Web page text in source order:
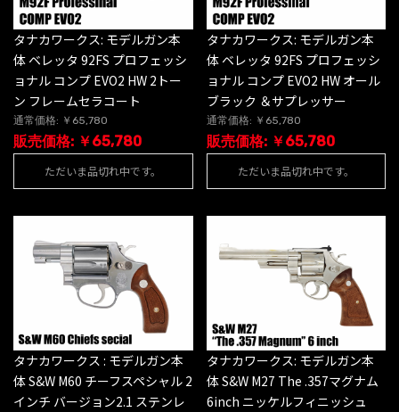
タナカワークス: モデルガン本
体 ベレッタ 92FS プロフェッシ
ョナル コンプ EVO2 HW 2トー
ン フレームセラコート
通常価格: ￥65,780
販売価格: ￥65,780
ただいま品切れ中です。
タナカワークス: モデルガン本
体 ベレッタ 92FS プロフェッシ
ョナル コンプ EVO2 HW オール
ブラック ＆サプレッサー
通常価格: ￥65,780
販売価格: ￥65,780
ただいま品切れ中です。
タナカワークス : モデルガン本
体 S&W M60 チーフスペシャル 2
インチ バージョン2.1 ステンレ
タナカワークス: モデルガン本
体 S&W M27 The .357マグナム
6inch ニッケルフィニッシュ